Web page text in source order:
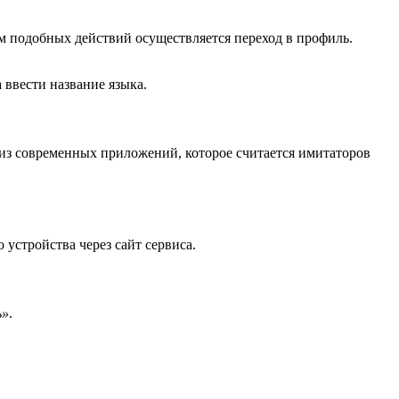
действий осуществляется переход в профиль.
название языка.
современных приложений, которое считается имитаторов
через сайт сервиса.
.